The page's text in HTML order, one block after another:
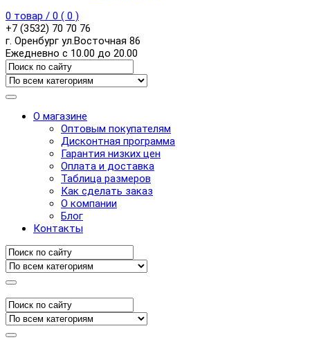
0 товар / 0 ( 0 )
+7 (3532) 70 70 76
г. Оренбург ул.Восточная 86
Ежедневно с 10.00 до 20.00
О магазине
Оптовым покупателям
Дисконтная программа
Гарантия низких цен
Оплата и доставка
Таблица размеров
Как сделать заказ
О компании
Блог
Контакты